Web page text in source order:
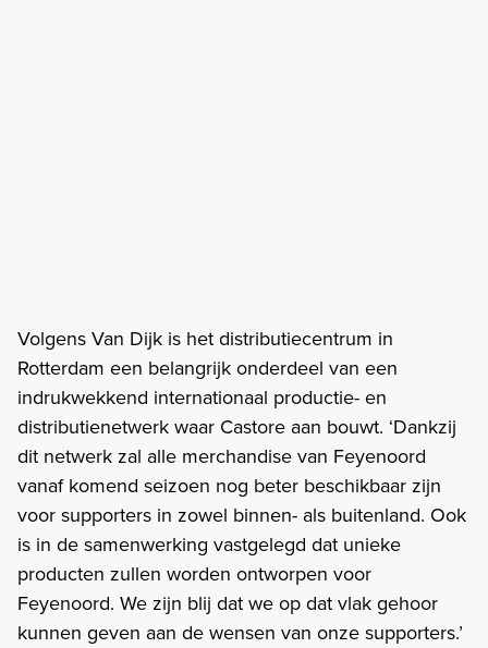
Volgens Van Dijk is het distributiecentrum in
Rotterdam een belangrijk onderdeel van een
indrukwekkend internationaal productie- en
distributienetwerk waar Castore aan bouwt. ‘Dankzij
dit netwerk zal alle merchandise van Feyenoord
vanaf komend seizoen nog beter beschikbaar zijn
voor supporters in zowel binnen- als buitenland. Ook
is in de samenwerking vastgelegd dat unieke
producten zullen worden ontworpen voor
Feyenoord. We zijn blij dat we op dat vlak gehoor
kunnen geven aan de wensen van onze supporters.’